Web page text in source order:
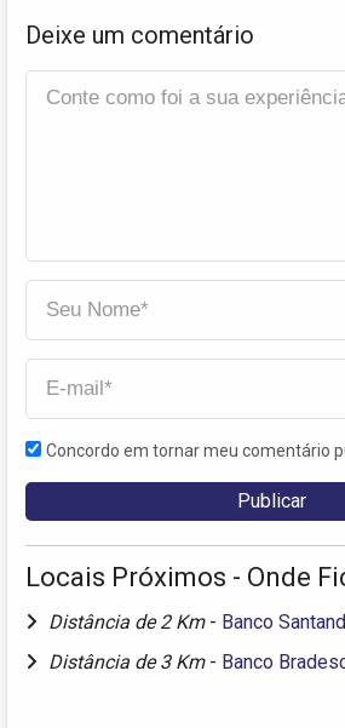
Deixe um comentário
Concordo em tornar meu comentário
Locais Próximos - Onde
Distância de 2 Km - Banco
Distância de 3 Km - Banco